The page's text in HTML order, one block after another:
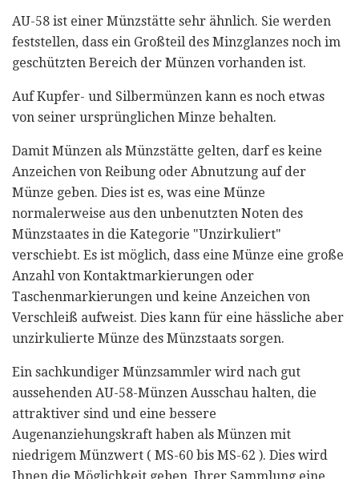
AU-58 ist einer Münzstätte sehr ähnlich. Sie werden
feststellen, dass ein Großteil des Minzglanzes noch im
geschützten Bereich der Münzen vorhanden ist.
Auf Kupfer- und Silbermünzen kann es noch etwas
von seiner ursprünglichen Minze behalten.
Damit Münzen als Münzstätte gelten, darf es keine
Anzeichen von Reibung oder Abnutzung auf der
Münze geben. Dies ist es, was eine Münze
normalerweise aus den unbenutzten Noten des
Münzstaates in die Kategorie "Unzirkuliert"
verschiebt. Es ist möglich, dass eine Münze eine große
Anzahl von Kontaktmarkierungen oder
Taschenmarkierungen und keine Anzeichen von
Verschleiß aufweist. Dies kann für eine hässliche aber
unzirkulierte Münze des Münzstaats sorgen.
Ein sachkundiger Münzsammler wird nach gut
aussehenden AU-58-Münzen Ausschau halten, die
attraktiver sind und eine bessere
Augenanziehungskraft haben als Münzen mit
niedrigem Münzwert ( MS-60 bis MS-62 ). Dies wird
Ihnen die Möglichkeit geben, Ihrer Sammlung eine